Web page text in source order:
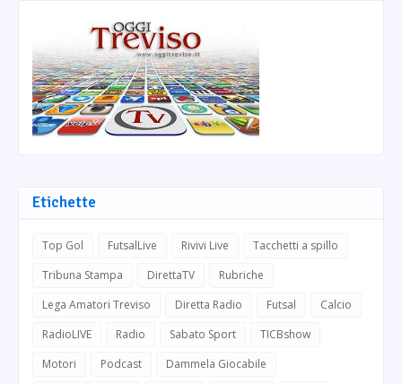
Etichette
Top Gol FutsalLive Rivivi Live
Tacchetti a spillo
Tribuna Stampa
DirettaTV
Rubriche
Lega Amatori Treviso
Diretta Radio Futsal
Calcio
RadioLIVE
Radio Sabato Sport
TICBshow
Motori
Podcast
Dammela Giocabile